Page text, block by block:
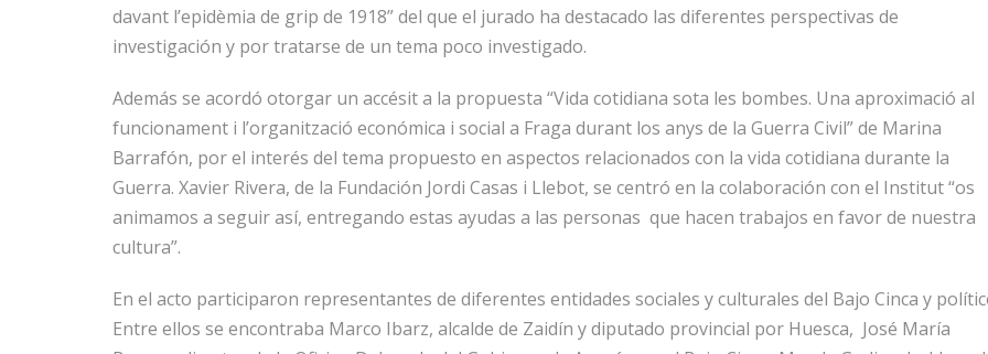
davant l’epidèmia de grip de 1918” del que el jurado ha destacado las diferentes perspectivas de
investigación y por tratarse de un tema poco investigado.
Además se acordó otorgar un accésit a la propuesta “Vida cotidiana sota les bombes. Una aproximació al
funcionament i l’organització económica i social a Fraga durant los anys de la Guerra Civil” de Marina
Barrafón, por el interés del tema propuesto en aspectos relacionados con la vida cotidiana durante la
Guerra. Xavier Rivera, de la Fundación Jordi Casas i Llebot, se centró en la colaboración con el Institut “os
animamos a seguir así, entregando estas ayudas a las personas que hacen trabajos en favor de nuestra
cultura”.
En el acto participaron representantes de diferentes entidades sociales y culturales del Bajo Cinca y
Entre ellos se encontraba Marco Ibarz, alcalde de Zaidín y diputado provincial por Huesca, José María